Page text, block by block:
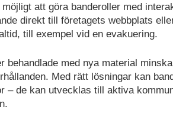
att göra banderoller med
direkt till företagets webbplats
till exempel vid en evakuering.
behandlade med nya material
Med rätt lösningar kan
– de kan utvecklas till aktiva